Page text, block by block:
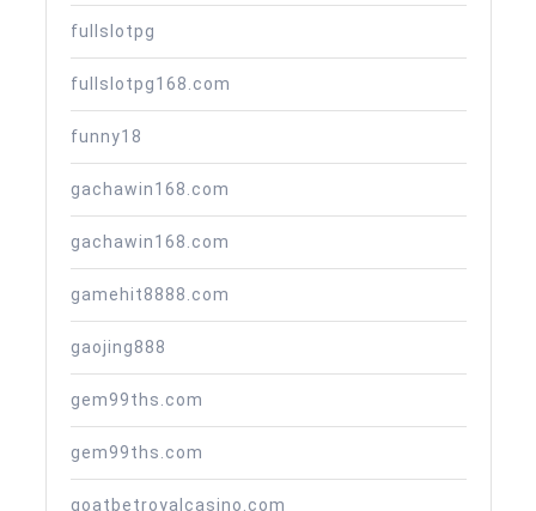
fullslotpg
fullslotpg168.com
funny18
gachawin168.com
gachawin168.com
gamehit8888.com
gaojing888
gem99ths.com
gem99ths.com
goatbetroyalcasino.com